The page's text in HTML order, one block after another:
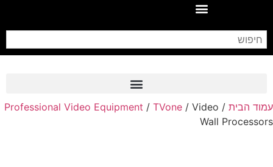
Frame Grabber
עמוד הבית /
Professional Video Equipment / TVone / Video
Wall Processors